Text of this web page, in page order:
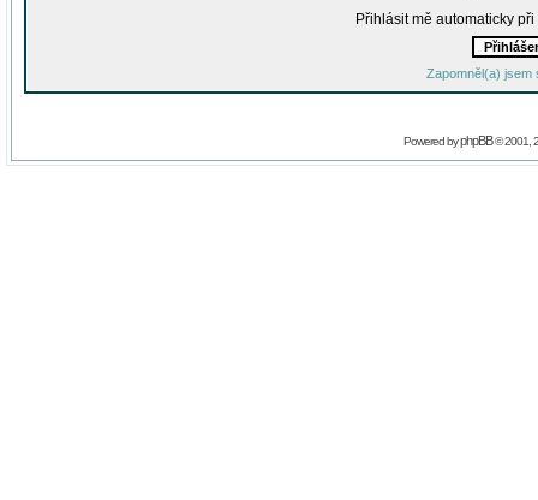
Přihlásit mě automaticky
Zapomněl(a) jsem
Powered byphpBB© 2001,